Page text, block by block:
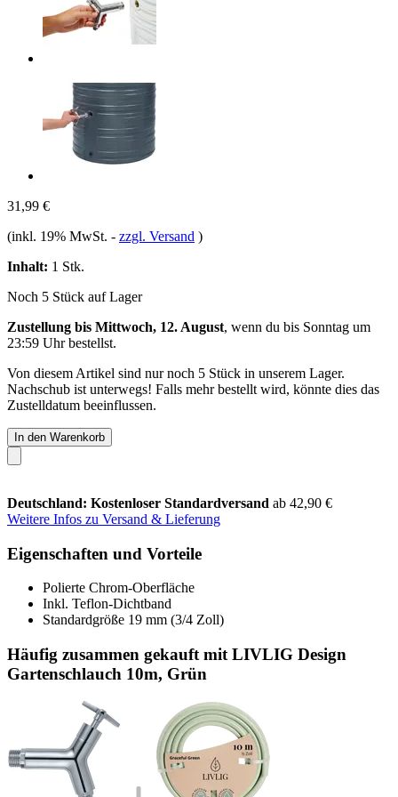
31,99 €
(inkl. 19% MwSt. - zzgl. Versand )
Inhalt: 1 Stk.
Noch 5 Stück auf Lager
Zustellung bis Mittwoch, 12. August, wenn du bis Sonntag um
23:59 Uhrbestellst.
Von diesem Artikel sind nur noch 5 Stück in unserem Lager.
Nachschub ist unterwegs! Falls mehr bestellt wird, könnte dies das
Zustelldatum beeinflussen.
In den Warenkorb
Deutschland: Kostenloser Standardversand ab 42,90 €
Weitere Infos zu Versand & Lieferung
Eigenschaften und Vorteile
Polierte Chrom-Oberfläche
Inkl. Teflon-Dichtband
Standardgröße 19 mm (3/4 Zoll)
Häufig zusammen gekauft mit LIVLIG Design
Gartenschlauch 10m, Grün